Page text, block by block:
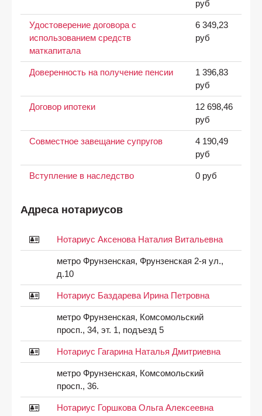
руб
Удостоверение договора с
использованием средств
маткапитала
6 349,23
руб
Доверенность на получение пенсии
1 396,83
руб
Договор ипотеки
12 698,46
руб
Совместное завещание супругов
4 190,49
руб
Вступление в наследство 0 руб
Адреса нотариусов
Нотариус Аксенова Наталия Витальевна
метро Фрунзенская, Фрунзенская 2-я ул.,
д.10
Нотариус Баздарева Ирина Петровна
метро Фрунзенская, Комсомольский
просп., 34, эт. 1, подъезд 5
Нотариус Гагарина Наталья Дмитриевна
метро Фрунзенская, Комсомольский
просп., 36.
Нотариус Горшкова Ольга Алексеевна